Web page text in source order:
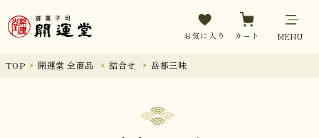
お気に入り カート MENU
TOP 開運堂 全商品 詰合せ 岳都三昧